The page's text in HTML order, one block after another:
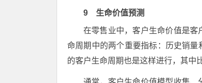
9 生命价值预测
在零售业中，客户生命价值是客
命周期中的两个重要指标：历史销
的客户生命周期也是这样进行，其中